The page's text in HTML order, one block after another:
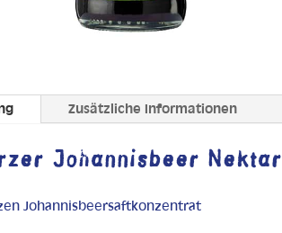
Zusätzliche Informationen
Johannisbeer Nektar
Johannisbeersaftkonzentrat